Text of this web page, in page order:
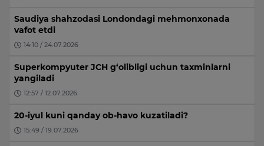
Saudiya shahzodasi Londondagi mehmonxonada
vafot etdi
14:10 / 24.07.2026
Superkompyuter JCH g‘olibligi uchun taxminlarni
yangiladi
12:57 / 12.07.2026
20-iyul kuni qanday ob-havo kuzatiladi?
15:49 / 19.07.2026